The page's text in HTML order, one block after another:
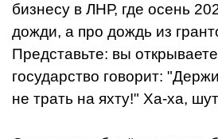
бизнесу в ЛНР, где осень
дожди, а про дождь из
Представьте: вы
государство говорит:
не трать на яхту!" Ха-ха,